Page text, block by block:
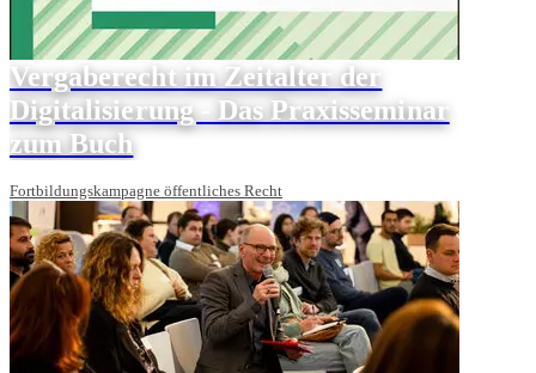
Vergaberecht im Zeitalter der
Digitalisierung - Das Praxisseminar
zum Buch
Fortbildungskampagne öffentliches Recht